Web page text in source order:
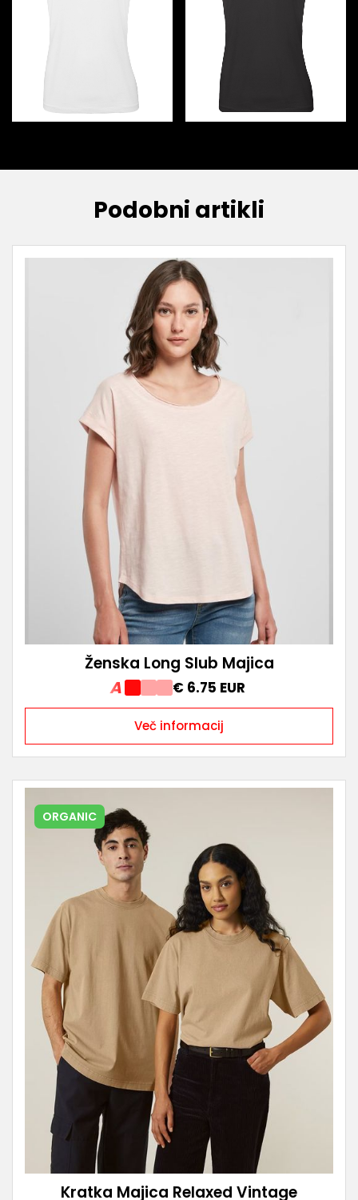
Podobni artikli
Ženska Long Slub Majica
A € 6.75 EUR
Več informacij
ORGANIC
Kratka Majica Relaxed Vintage